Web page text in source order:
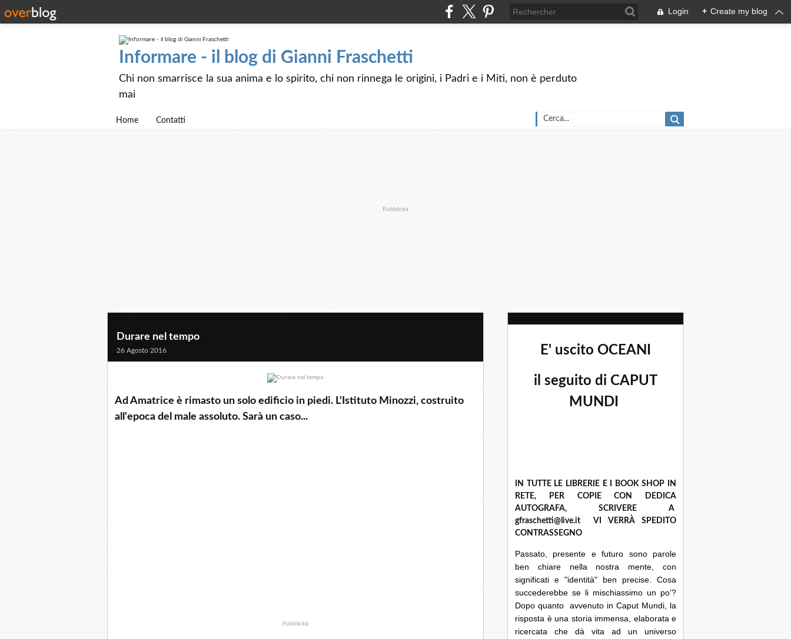
Login + Create my blog
Informare - il blog di Gianni Fraschetti
Chi non smarrisce la sua anima e lo spirito, chi non rinnega le origini, i Padri e i Miti, non è perduto
mai
Home Contatti
Pubblicità
Durare nel tempo
26 Agosto 2016
Ad Amatrice è rimasto un solo edificio in piedi. L'Istituto Minozzi, costruito
all'epoca del male assoluto. Sarà un caso...
Pubblicità
E' uscito OCEANI
il seguito di CAPUT
MUNDI
IN TUTTE LE LIBRERIE E I BOOK SHOP IN
RETE, PER COPIE CON DEDICA
AUTOGRAFA, SCRIVERE A
gfraschetti@live.it VI VERRÀ SPEDITO
CONTRASSEGNO
Passato, presente e futuro sono parole
ben chiare nella nostra mente, con
significati e "identità" ben precise. Cosa
succederebbe se li mischiassimo un po'?
Dopo quanto avvenuto in Caput Mundi, la
risposta è una storia immensa, elaborata e
ricercata che dà vita ad un universo